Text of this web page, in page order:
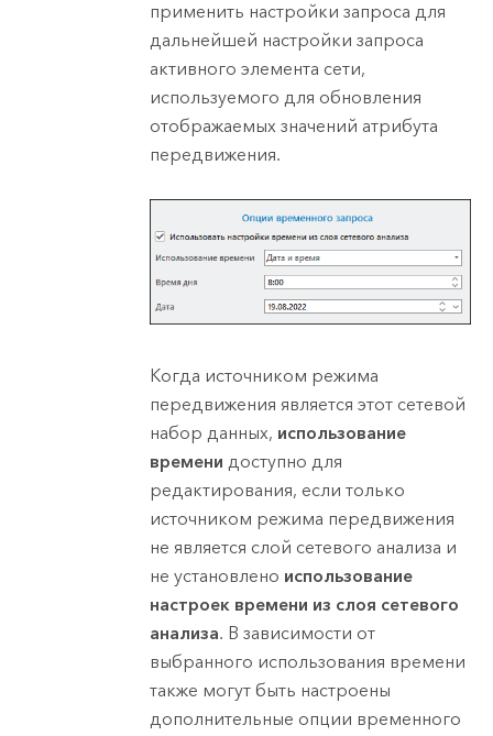
применить настройки запроса для
дальнейшей настройки запроса
активного элемента сети,
используемого для обновления
отображаемых значений атрибута
передвижения.
Когда источником режима
передвижения является этот сетевой
набор данных, использование
времени доступно для
редактирования, если только
источником режима передвижения
не является слой сетевого анализа и
не установлено использование
настроек времени из слоя сетевого
анализа. В зависимости от
выбранного использования времени
также могут быть настроены
дополнительные опции временного